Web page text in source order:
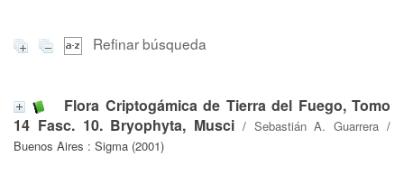
Refinar búsqueda
Flora Criptogámica de Tierra del Fuego, Tomo
14 Fasc. 10. Bryophyta, Musci / Sebastián A. Guarrera /
Buenos Aires : Sigma (2001)